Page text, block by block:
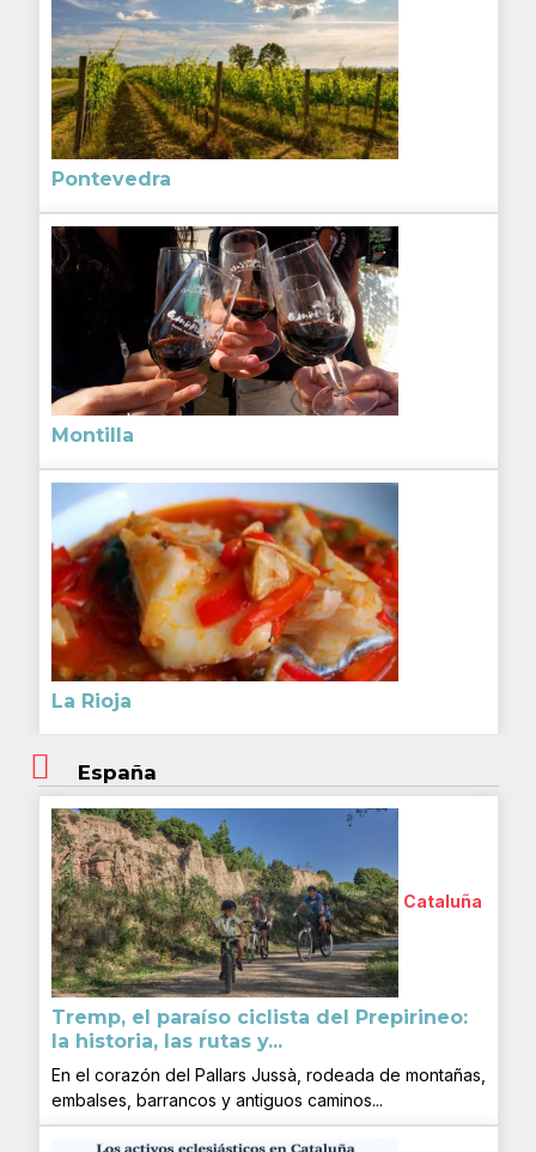
Pontevedra
Montilla
La Rioja
España
Cataluña
Tremp, el paraíso ciclista del Prepirineo:
la historia, las rutas y...
En el corazón del Pallars Jussà, rodeada de montañas,
embalses, barrancos y antiguos caminos...